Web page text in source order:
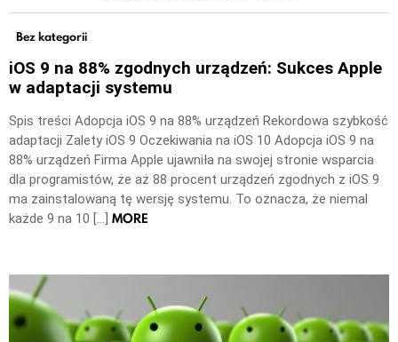
Bez kategorii
iOS 9 na 88% zgodnych urządzeń: Sukces Apple
w adaptacji systemu
Spis treści Adopcja iOS 9 na 88% urządzeń Rekordowa szybkość
adaptacji Zalety iOS 9 Oczekiwania na iOS 10 Adopcja iOS 9 na
88% urządzeń Firma Apple ujawniła na swojej stronie wsparcia
dla programistów, że aż 88 procent urządzeń zgodnych z iOS 9
ma zainstalowaną tę wersję systemu. To oznacza, że niemal
każde 9 na 10 […] MORE